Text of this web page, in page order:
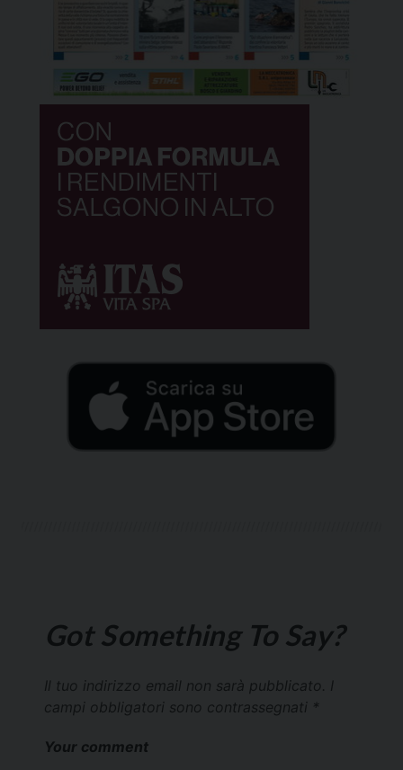
Got Something To Say?
Il tuo indirizzo email non sarà pubblicato. I
campi obbligatori sono contrassegnati *
Your comment